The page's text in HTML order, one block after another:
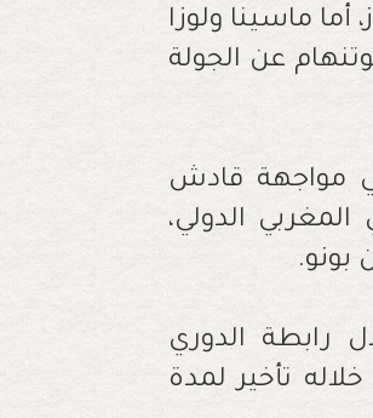
الممتاز، أما ماسينا ولوزا
عن الجولة
مواجهة قادش
المغربي الدولي،
بونو.
رابطة الدوري
تأخير لمدة